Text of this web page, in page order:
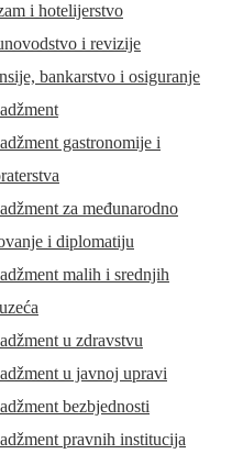
i hotelijerstvo
i revizije
bankarstvo i osiguranje
gastronomije i
za međunarodno
i diplomatiju
malih i srednjih
u zdravstvu
u javnoj upravi
bezbjednosti
pravnih institucija